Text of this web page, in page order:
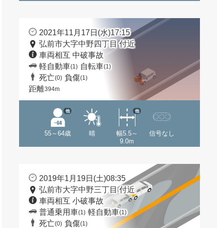
2021年11月17日(水)17:15
弘前市大字中野四丁目 付近
車両相互 中破事故
軽自動車(1) 自転車(1)
死亡(0) 負傷(1)
距離394m
55～64歳
他
晴
幅5.5～
9.0m
他
信号なし
2019年1月19日(土)08:35
弘前市大字中野三丁目 付近
車両相互 小破事故
普通乗用車(1) 軽自動車(1)
死亡(0) 負傷(1)